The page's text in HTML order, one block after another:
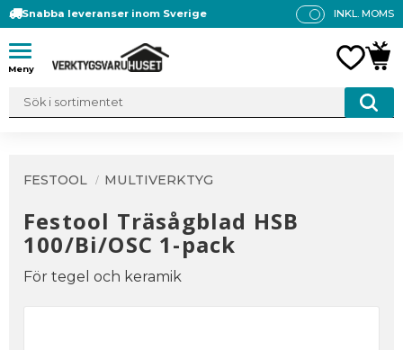
Meny
Snabba leveranser inom Sverige
P
INKL. MOMS
FESTOOL MULTIVERKTYG
Festool Träsågblad HSB
100/Bi/OSC 1-pack
För tegel och keramik